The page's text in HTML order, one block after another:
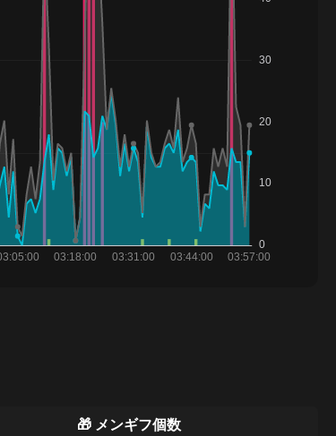
🎁 メンギフ個数